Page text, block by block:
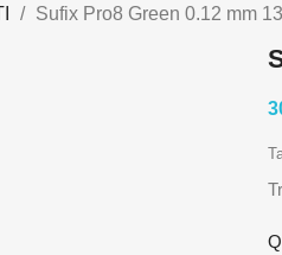
Sufix Pro8 Green 0.12 mm